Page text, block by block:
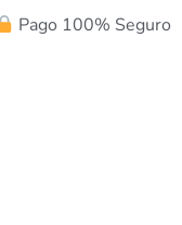
Pago 100% Seguro